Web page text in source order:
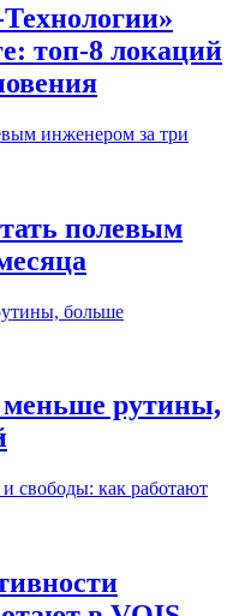
топ-8 локаций
полевым
меньше рутины,